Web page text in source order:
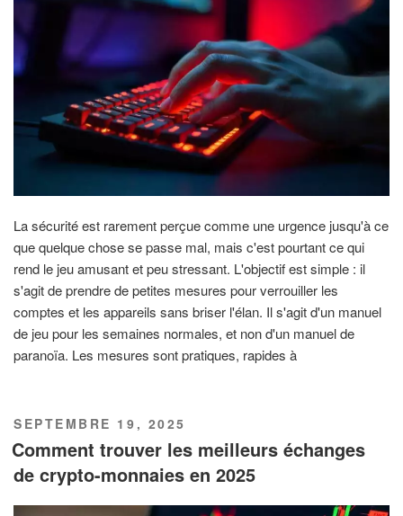
La sécurité est rarement perçue comme une urgence jusqu'à ce
que quelque chose se passe mal, mais c'est pourtant ce qui
rend le jeu amusant et peu stressant. L'objectif est simple : il
s'agit de prendre de petites mesures pour verrouiller les
comptes et les appareils sans briser l'élan. Il s'agit d'un manuel
de jeu pour les semaines normales, et non d'un manuel de
paranoïa. Les mesures sont pratiques, rapides à
PUBLIÉ
LE
SEPTEMBRE 19, 2025
Comment trouver les meilleurs échanges
de crypto-monnaies en 2025